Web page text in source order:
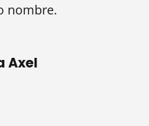
nombre.
Axel